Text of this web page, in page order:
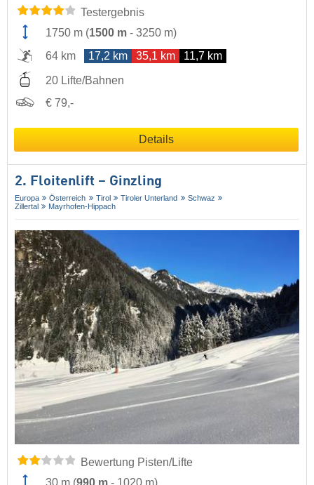
Testergebnis
1750 m (1500 m - 3250 m)
64 km
17,2 km 35,1 km 11,7 km
20 Lifte/Bahnen
€ 79,-
Details
2. Floitenlift – Ginzling
Europa Österreich Tirol Tiroler Unterland
Schwaz
Zillertal
Mayrhofen-Hippach
Bewertung Pisten/Lifte
30 m (990 m - 1020 m)